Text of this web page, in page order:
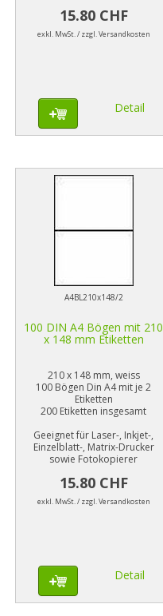
15.80 CHF
exkl. MwSt. / zzgl. Versandkosten
Detail
A4BL210x148/2
100 DIN A4 Bögen mit 210
x 148 mm Etiketten
210 x 148 mm, weiss
100 Bögen Din A4 mit je 2
Etiketten
200 Etiketten insgesamt
Geeignet für Laser-, Inkjet-,
Einzelblatt-, Matrix-Drucker
sowie Fotokopierer
15.80 CHF
exkl. MwSt. / zzgl. Versandkosten
Detail